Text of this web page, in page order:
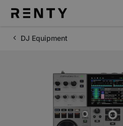
DJ Equipment